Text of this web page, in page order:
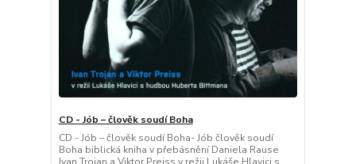
CD - Jób – člověk soudí Boha
CD - Jób – člověk soudí Boha- Jób člověk soudí
Boha biblická kniha v přebásnění Daniela Rause